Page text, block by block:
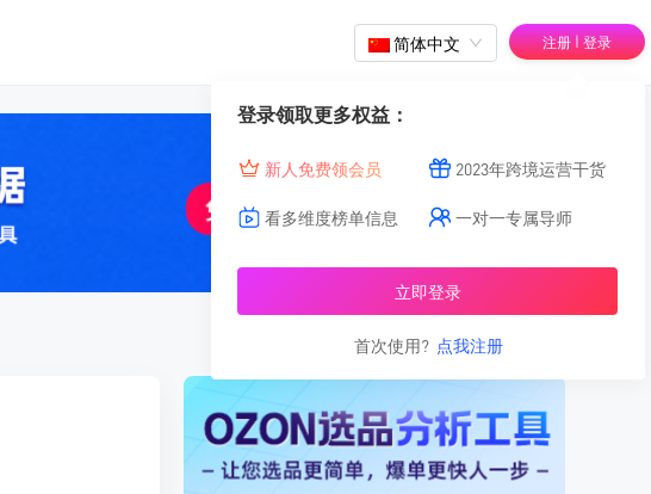
简体中文 注册 | 登录
登录领取更多权益：
新人免费领会员 2023年跨境运营干货
看多维度榜单信息 一对一专属导师
立即登录
首次使用? 点我注册